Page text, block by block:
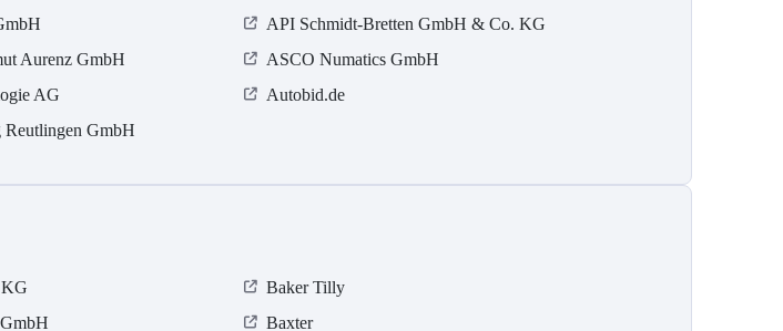
API Schmidt-Bretten GmbH & Co. KG
Au­renz GmbH
ASCO Numatics GmbH
AG
Autobid.de
GmbH
Baker Tilly
Baxter